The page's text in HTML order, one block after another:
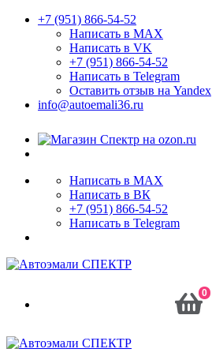
+7 (951) 866-54-52
Написать в MAX
Написать в VK
+7 (951) 866-54-52
Написать в Telegram
Оставить отзыв на Yandex
info@autoemali36.ru
Написать в MAX
Написать в ВК
+7 (951) 866-54-52
Написать в Telegram
0